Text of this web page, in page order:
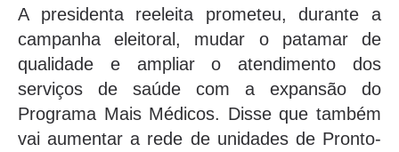
A presidenta reeleita prometeu, durante a
campanha eleitoral, mudar o patamar de
qualidade e ampliar o atendimento dos
serviços de saúde com a expansão do
Programa Mais Médicos. Disse que também
vai aumentar a rede de unidades de Pronto-